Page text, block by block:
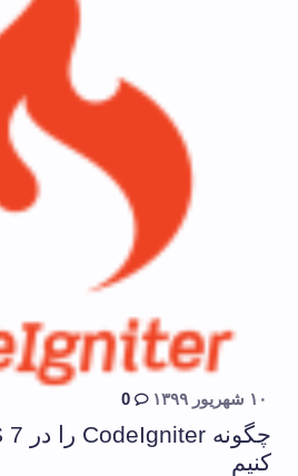
۱۰ شهریور ۱۳۹۹ 0
کنیم